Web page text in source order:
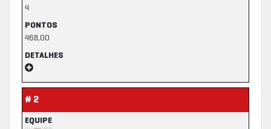
4
PONTOS
468,00
DETALHES
# 2
EQUIPE